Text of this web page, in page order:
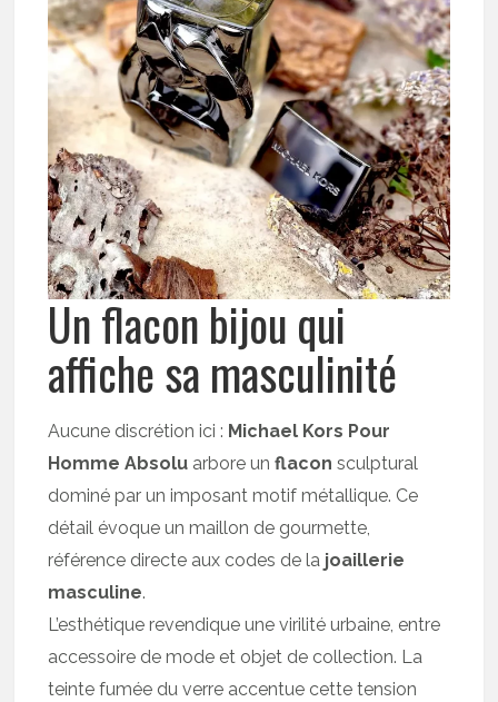
Un flacon bijou qui
affiche sa masculinité
Aucune discrétion ici : Michael Kors Pour
Homme Absolu arbore unflacon sculptural
dominé par un imposant motif métallique. Ce
détail évoque un maillon de gourmette,
référence directe aux codes de la joaillerie
masculine.
L’esthétique revendique une virilité urbaine, entre
accessoire de mode et objet de collection. La
teinte fumée du verre accentue cette tension